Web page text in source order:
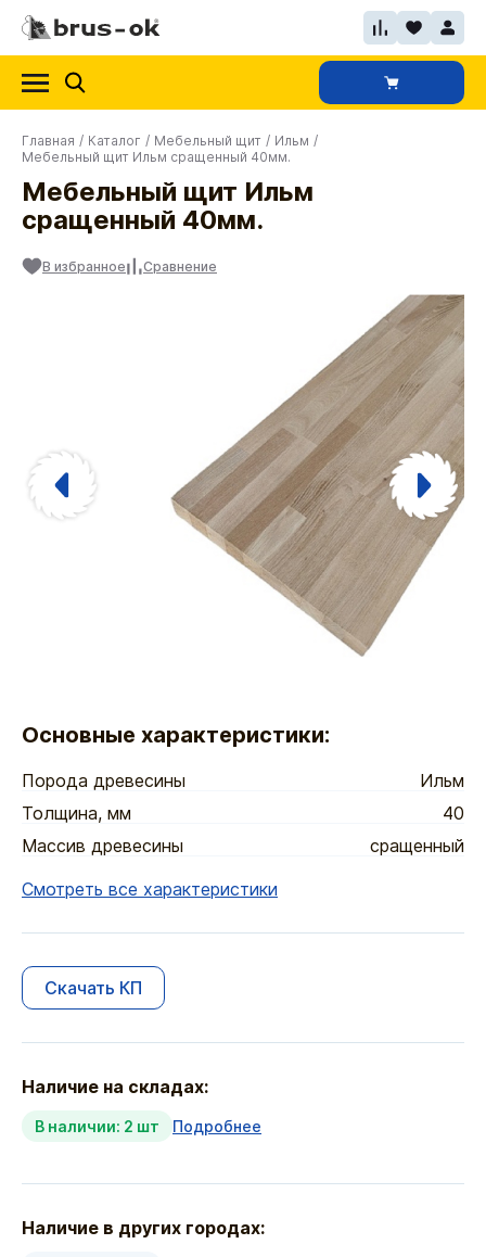
Главная / Каталог / Мебельный щит / Ильм /
Мебельный щит Ильм сращенный 40мм.
Мебельный щит Ильм
сращенный 40мм.
В избранное Сравнение
Основные характеристики:
Порода древесины
Ильм
Толщина, мм
40
Массив древесины
сращенный
Смотреть все характеристики
Скачать КП
Наличие на складах:
В наличии: 2 шт Подробнее
Наличие в других городах: